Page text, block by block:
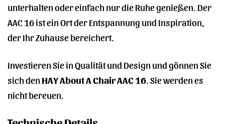
unterhalten oder einfach nur die Ruhe genießen. Der
AAC 16 ist ein Ort der Entspannung und Inspiration,
der Ihr Zuhause bereichert.
Investieren Sie in Qualität und Design und gönnen Sie
sich den HAY About A Chair AAC 16 . Sie werden es
nicht bereuen.